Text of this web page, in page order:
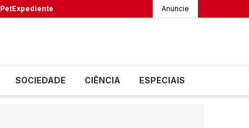
PetExpediente Anuncie
SOCIEDADE CIÊNCIA ESPECIAIS